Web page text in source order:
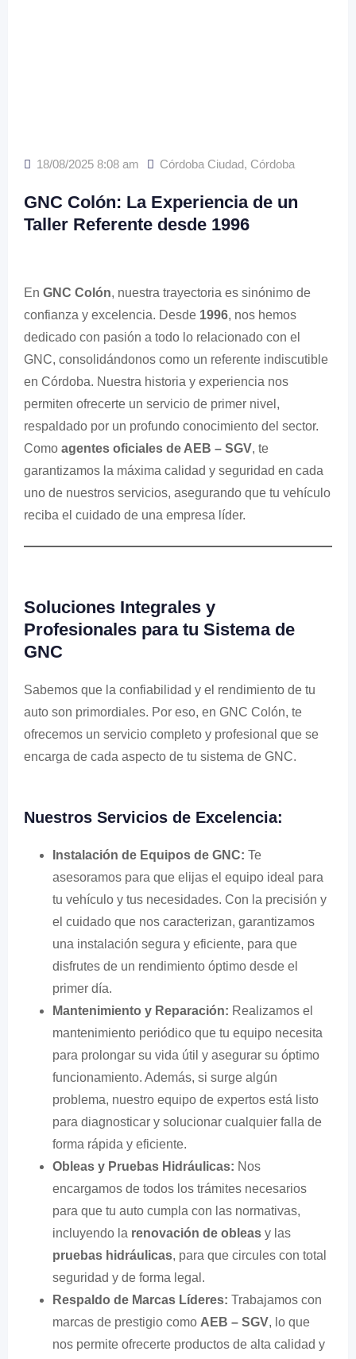
18/08/2025 8:08 am Córdoba Ciudad, Córdoba
GNC Colón: La Experiencia de un
Taller Referente desde 1996
En GNC Colón, nuestra trayectoria es sinónimo de
confianza y excelencia. Desde 1996, nos hemos
dedicado con pasión a todo lo relacionado con el
GNC, consolidándonos como un referente indiscutible
en Córdoba. Nuestra historia y experiencia nos
permiten ofrecerte un servicio de primer nivel,
respaldado por un profundo conocimiento del sector.
Como agentes oficiales de AEB – SGV, te
garantizamos la máxima calidad y seguridad en cada
uno de nuestros servicios, asegurando que tu vehículo
reciba el cuidado de una empresa líder.
Soluciones Integrales y
Profesionales para tu Sistema de
GNC
Sabemos que la confiabilidad y el rendimiento de tu
auto son primordiales. Por eso, en GNC Colón, te
ofrecemos un servicio completo y profesional que se
encarga de cada aspecto de tu sistema de GNC.
Nuestros Servicios de Excelencia:
Instalación de Equipos de GNC: Te
asesoramos para que elijas el equipo ideal para
tu vehículo y tus necesidades. Con la precisión y
el cuidado que nos caracterizan, garantizamos
una instalación segura y eficiente, para que
disfrutes de un rendimiento óptimo desde el
primer día.
Mantenimiento y Reparación: Realizamos el
mantenimiento periódico que tu equipo necesita
para prolongar su vida útil y asegurar su óptimo
funcionamiento. Además, si surge algún
problema, nuestro equipo de expertos está listo
para diagnosticar y solucionar cualquier falla de
forma rápida y eficiente.
Obleas y Pruebas Hidráulicas: Nos
encargamos de todos los trámites necesarios
para que tu auto cumpla con las normativas,
incluyendo la renovación de obleas y las
pruebas hidráulicas, para que circules con total
seguridad y de forma legal.
Respaldo de Marcas Líderes: Trabajamos con
marcas de prestigio como AEB – SGV, lo que
nos permite ofrecerte productos de alta calidad y